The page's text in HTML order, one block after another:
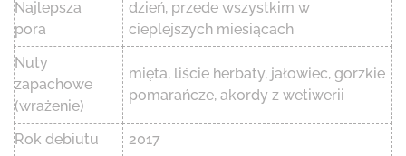
Najlepsza
pora
dzień, przede wszystkim w
cieplejszych miesiącach
Nuty
zapachowe
(wrażenie)
mięta, liście herbaty, jałowiec, gorzkie
pomarańcze, akordy z wetiwerii
Rok debiutu 2017